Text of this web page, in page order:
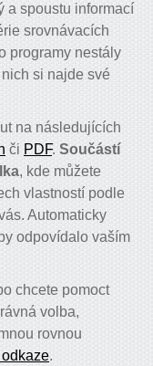
a spoustu informací
srovnávacích
programy nestály
si najde své
na následujících
či PDF. Součástí
, kde můžete
vlastností podle
Automaticky
odpovídalo vaším
chcete pomoct
volba,
rovnou
.